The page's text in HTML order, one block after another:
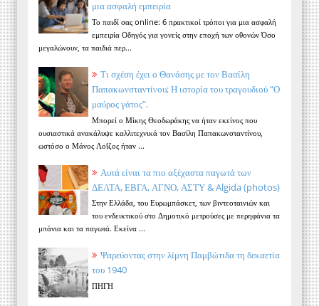
μια ασφαλή εμπειρία
Το παιδί σας online: 6 πρακτικοί τρόποι για μια ασφαλή
εμπειρία Οδηγός για γονείς στην εποχή των οθονών Όσο
μεγαλώνουν, τα παιδιά περ...
Τι σχέση έχει ο Θανάσης με τον Βασίλη
Παπακωνσταντίνου; Η ιστορία του τραγουδιού “Ο
μαύρος γάτος”.
Μπορεί ο Μίκης Θεοδωράκης να ήταν εκείνος που
ουσιαστικά ανακάλυψε καλλιτεχνικά τον Βασίλη Παπακωνσταντίνου,
ωστόσο ο Μάνος Λοΐζος ήταν ...
Αυτά είναι τα πιο αξέχαστα παγωτά των
ΔΕΛΤΑ, ΕΒΓΑ, ΑΓΝΟ, ΑΣΤΥ & Algida (photos)
Στην Ελλάδα, του Ευρωμπάσκετ, των βιντεοταινιών και
του ενδεικτικού στο Δημοτικό μετρούσες με περηφάνια τα
μπάνια και τα παγωτά. Εκείνα ...
Ψαρεύοντας στην λίμνη Παμβώτιδα τη δεκαετία
του 1940
ΠΗΓΗ